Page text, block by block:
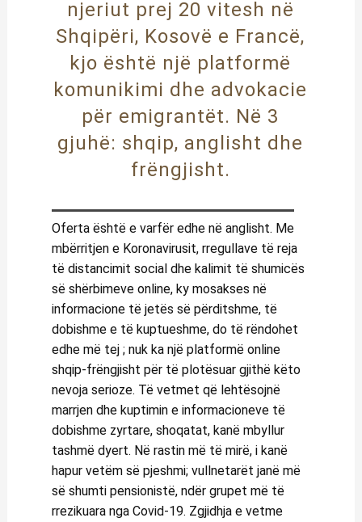
njeriut prej 20 vitesh në
Shqipëri, Kosovë e Francë,
kjo është një platformë
komunikimi dhe advokacie
për emigrantët. Në 3
gjuhë: shqip, anglisht dhe
frëngjisht.
Oferta është e varfër edhe në anglisht. Me
mbërritjen e Koronavirusit, rregullave të reja
të distancimit social dhe kalimit të shumicës
së shërbimeve online, ky mosakses në
informacione të jetës së përditshme, të
dobishme e të kuptueshme, do të rëndohet
edhe më tej ; nuk ka një platformë online
shqip-frëngjisht për të plotësuar gjithë këto
nevoja serioze. Të vetmet që lehtësojnë
marrjen dhe kuptimin e informacioneve të
dobishme zyrtare, shoqatat, kanë mbyllur
tashmë dyert. Në rastin më të mirë, i kanë
hapur vetëm së pjeshmi; vullnetarët janë më
së shumti pensionistë, ndër grupet më të
rrezikuara nga Covid-19. Zgjidhja e vetme